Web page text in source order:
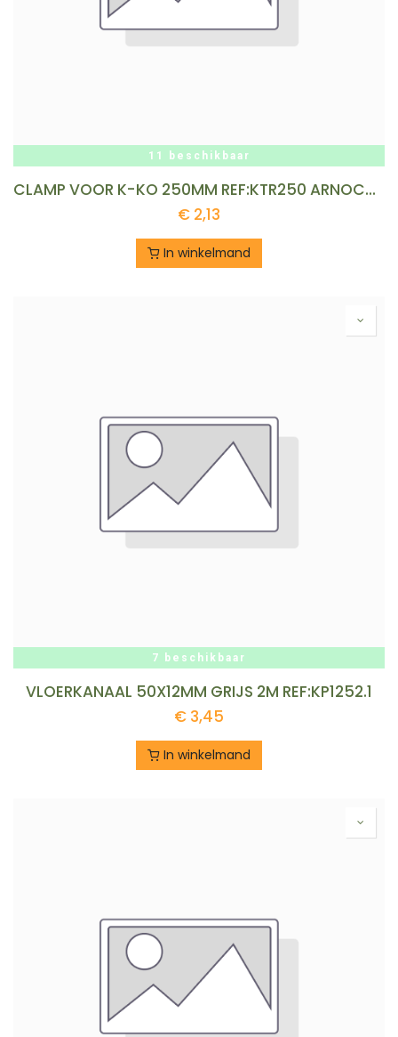
11 beschikbaar
CLAMP VOOR K-KO 250MM REF:KTR250 ARNOCANALI
€ 2,13
In winkelmand
7 beschikbaar
VLOERKANAAL 50X12MM GRIJS 2M REF:KP1252.1
€ 3,45
In winkelmand